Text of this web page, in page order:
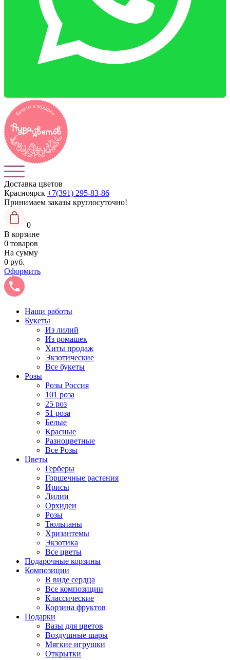
Доставка цветов
Красноярск +7(391) 295-83-86
Принимаем заказы круглосуточно!
0
В корзине
0 товаров
На сумму
0 руб.
Оформить
Наши работы
Букеты
Из лилий
Из ромашек
Хиты продаж
Экзотические
Все букеты
Розы
Розы Россия
101 роза
25 роз
51 роза
Белые
Красные
Разноцветные
Все Розы
Цветы
Герберы
Горшечные растения
Ирисы
Лилии
Орхидеи
Розы
Тюльпаны
Хризантемы
Экзотика
Все цветы
Подарочные корзины
Композиции
В виде сердца
Все композиции
Классические
Корзина фруктов
Подарки
Вазы для цветов
Воздушные шары
Мягкие игрушки
Открытки